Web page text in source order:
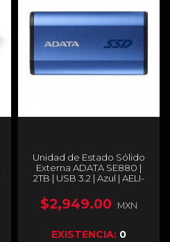
Unidad de Estado Sólido
Externa ADATA SE880 |
2TB | USB 3.2 | Azul | AELI-
$2,949.00 MXN
EXISTENCIA: 0